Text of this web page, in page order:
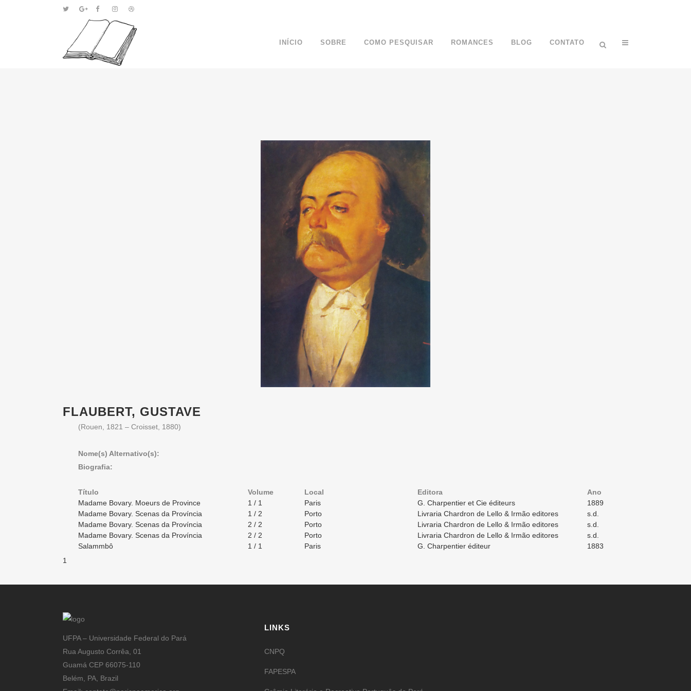
INÍCIO SOBRE COMO PESQUISAR ROMANCES BLOG CONTATO
FLAUBERT, GUSTAVE
(Rouen, 1821 – Croisset, 1880)
Nome(s) Alternativo(s):
Biografia:
Título Volume Local Editora
Ano
Madame Bovary. Moeurs de Province
1 / 1 Paris G. Charpentier et Cie éditeurs
1889
Madame Bovary. Scenas da Província
1 / 2 Porto Livraria Chardron de Lello & Irmão editores
s.d.
Madame Bovary. Scenas da Província
2 / 2 Porto Livraria Chardron de Lello & Irmão editores
s.d.
Madame Bovary. Scenas da Província
2 / 2 Porto Livraria Chardron de Lello & Irmão editores
s.d.
Salammbô
1 / 1 Paris G. Charpentier éditeur
1883
1
UFPA – Universidade Federal do Pará
Rua Augusto Corrêa, 01
Guamá CEP 66075-110
Belém, PA, Brazil
LINKS
CNPQ
FAPESPA